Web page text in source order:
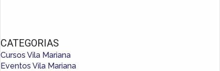
CATEGORIAS
Cursos Vila Mariana
Eventos Vila Mariana